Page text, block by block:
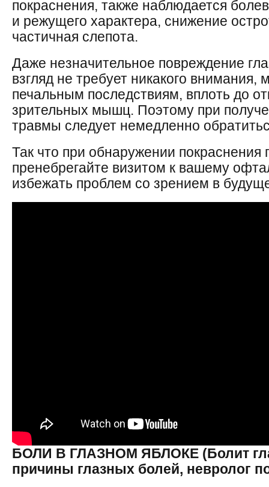
покраснения, также наблюдается
и режущего характера, снижение
частичная слепота.
Даже незначительное повреждение
взгляд не требует никакого внимания,
печальным последствиям, вплоть до
зрительных мышц. Поэтому при
травмы следует немедленно
Так что при обнаружении покраснения
пренебрегайте визитом к вашему
избежать проблем со зрением в
БОЛИ В ГЛАЗНОМ ЯБЛОКЕ (Болит
причины глазных болей, невролог